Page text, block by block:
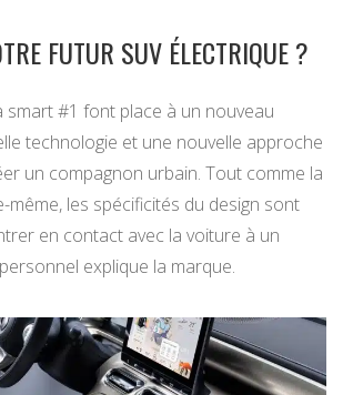
FUTUR SUV ÉLECTRIQUE ?
smart #1 font place à un nouveau
technologie et une nouvelle approche
un compagnon urbain. Tout comme la
même, les spécificités du design sont
en contact avec la voiture à un
explique la marque.